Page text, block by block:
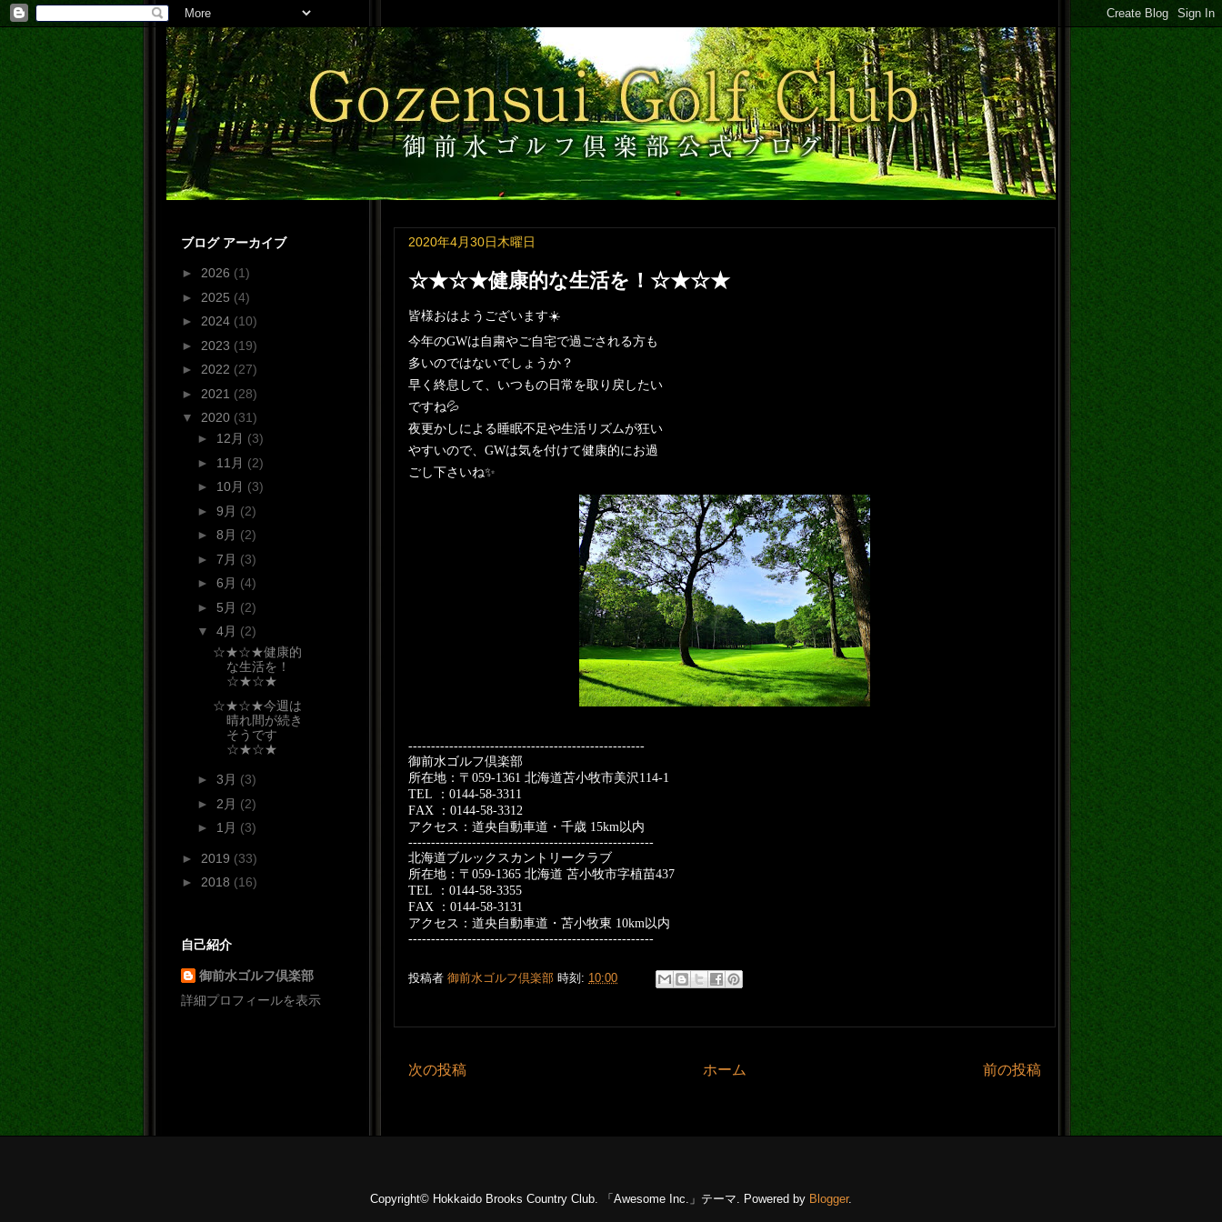
2020年4月30日木曜日
☆★☆★健康的な生活を！☆★☆★
皆様おはようございます☀️
今年のGWは自粛やご自宅で過ごされる方も
多いのではないでしょうか？
早く終息して、いつもの日常を取り戻したい
ですね💦
夜更かしによる睡眠不足や生活リズムが狂い
やすいので、 GWは気を付けて健康的にお過
ごし下さいね✨
----------------------------------------------------
御前水ゴルフ倶楽部
所在地：〒 059-1361 北海道苫小牧市美沢 114-1
TEL
： 0144-58-3311
FAX
： 0144-58-3312
アクセス：道央自動車道・千歳 15km以内
------------------------------------------------------
北海道ブルックスカントリークラブ
所在地：〒 059-1365 北海道 苫小牧市字植苗437
TEL
： 0144-58-3355
FAX
： 0144-58-3131
アクセス：道央自動車道・苫小牧東 10km以内
------------------------------------------------------
投稿者 御前水ゴルフ倶楽部 時刻: 10:00
次の投稿 前の投稿
ホーム
ブログ アーカイブ
► 2026 (1)
► 2025 (4)
► 2024 (10)
► 2023 (19)
► 2022 (27)
► 2021 (28)
▼ 2020 (31)
► 12月 (3)
► 11月 (2)
► 10月 (3)
► 9月 (2)
► 8月 (2)
► 7月 (3)
► 6月 (4)
► 5月 (2)
▼ 4月 (2)
☆★☆★健康的
な生活を！
☆★☆★
☆★☆★今週は
晴れ間が続き
そうです
☆★☆★
► 3月 (3)
► 2月 (2)
► 1月 (3)
► 2019 (33)
► 2018 (16)
自己紹介
御前水ゴルフ倶楽部
詳細プロフィールを表示
Copyright© Hokkaido Brooks Country Club. 「Awesome Inc.」テーマ. Powered by Blogger.